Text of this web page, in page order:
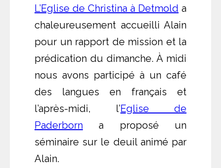
L’Eglise de Christina à Detmold a
chaleureusement accueilli Alain
pour un rapport de mission et la
prédication du dimanche. À midi
nous avons participé à un café
des langues en français et
l’après-midi, l’Eglise de
Paderborn a proposé un
séminaire sur le deuil animé par
Alain.